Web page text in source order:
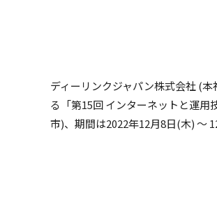
ディーリンクジャパン株式会社 (
る「第15回 インターネットと運
市)、期間は2022年12月8日(木) ～